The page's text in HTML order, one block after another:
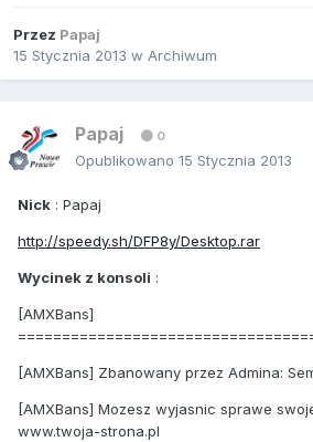
Przez Papaj
15 Stycznia 2013 w Archiwum
Papaj 0
Opublikowano 15 Stycznia 2013
Nick : Papaj
http://speedy.sh/DFP8y/Desktop.rar
Wycinek z konsoli :
[AMXBans]
[AMXBans] Zbanowany przez Admina:
[AMXBans] Mozesz wyjasnic sprawe
www.twoja-strona.pl